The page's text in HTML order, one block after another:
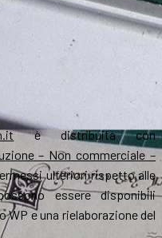
è distribuita con
– Non commerciale –
ulteriori rispetto alle
essere disponibili
WP e una rielaborazione del